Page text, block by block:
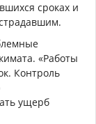
сроках и
«Работы
Контроль
ущерб